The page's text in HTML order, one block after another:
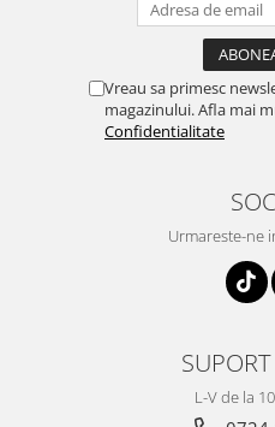
Vreau sa primesc
magazinului. Afla mai
Confidentialitate
Urmareste-ne
L-V de la